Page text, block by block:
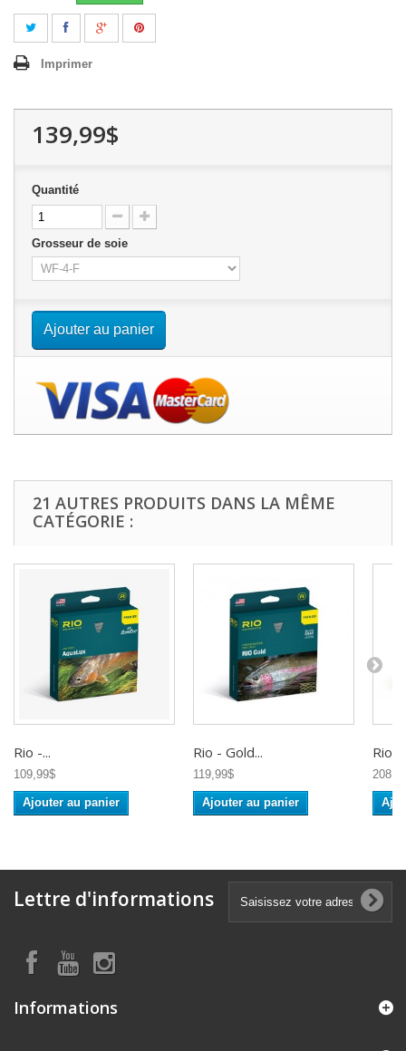
Imprimer
139,99$
Quantité
Grosseur de soie
Ajouter au panier
21 AUTRES PRODUITS DANS LA MÊME
CATÉGORIE :
Rio -...
109,99$
Ajouter au panier
Rio - Gold...
119,99$
Ajouter au panier
Rio -
Lettre d'informations
Informations